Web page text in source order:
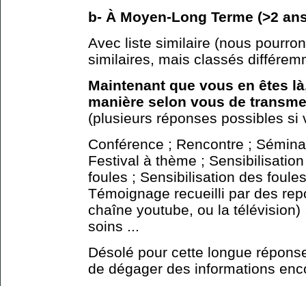
b- À Moyen-Long Terme (>2
Avec liste similaire (nous
similaires, mais classés
Maintenant que vous en êtes
manière selon vous de
(plusieurs réponses possibles si
Conférence ; Rencontre ;
Festival à thème ;
foules ; Sensibilisation des
Témoignage recueilli par des
chaîne youtube, ou la
soins ...
Désolé pour cette longue
de dégager des informations